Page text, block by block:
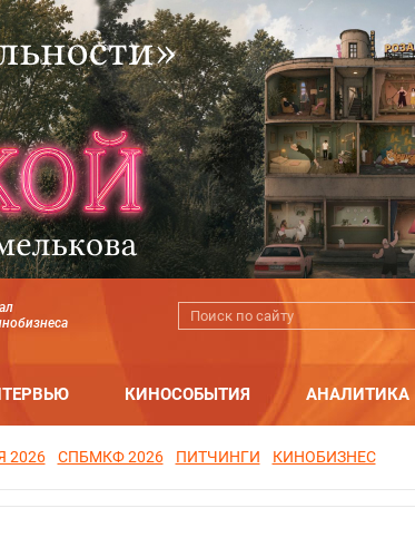
КИНОСОБЫТИЯ АНАЛИТИКА
2026 СПБМКФ 2026 ПИТЧИНГИ КИНОБИЗНЕС